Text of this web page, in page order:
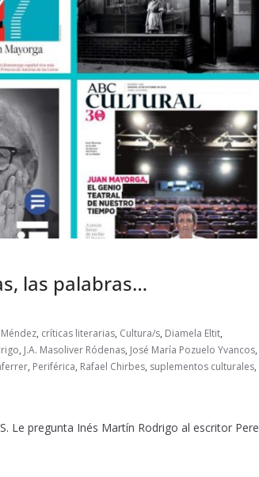
las palabras…
, críticas literarias, Cultura/s, Diamela Eltit,
, J.A. Masoliver Ródenas, José María Pozuelo Yvancos,
, Periférica, Rafael Chirbes, suplementos culturales,
Le pregunta Inés Martín Rodrigo al escritor Pere